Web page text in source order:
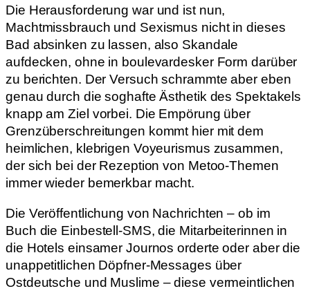
Die Herausforderung war und ist nun,
Machtmissbrauch und Sexismus nicht in dieses
Bad absinken zu lassen, also Skandale
aufdecken, ohne in boulevardesker Form darüber
zu berichten. Der Versuch schrammte aber eben
genau durch die soghafte Ästhetik des Spektakels
knapp am Ziel vorbei. Die Empörung über
Grenzüberschreitungen kommt hier mit dem
heimlichen, klebrigen Voyeurismus zusammen,
der sich bei der Rezeption von Metoo-Themen
immer wieder bemerkbar macht.
Die Veröffentlichung von Nachrichten – ob im
Buch die Einbestell-SMS, die Mitarbeiterinnen in
die Hotels einsamer Journos orderte oder aber die
unappetitlichen Döpfner-Messages über
Ostdeutsche und Muslime – diese vermeintlichen